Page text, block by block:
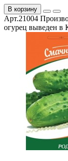
В корзину
Арт.21004
огурец выведен в